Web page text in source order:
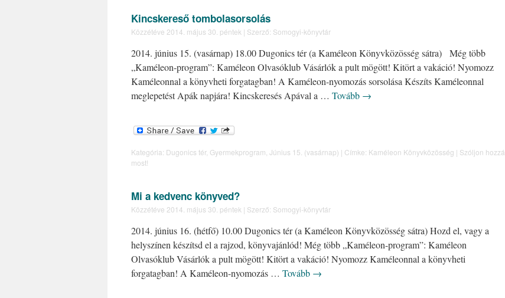
Kincskereső tombolasorsolás
Közzétéve 2014. május 30. péntek | Szerző: Somogyi-könyvtár
2014. június 15. (vasárnap) 18.00 Dugonics tér (a Kaméleon Könyvközösség sátra) Még több
„Kaméleon-program”: Kaméleon Olvasóklub Vásárlók a pult mögött! Kitört a vakáció! Nyomozz
Kaméleonnal a könyvheti forgatagban! A Kaméleon-nyomozás sorsolása Készíts Kaméleonnal
meglepetést Apák napjára! Kincskeresés Apával a … Tovább →
Kategória: Dugonics tér, Gyermekprogram Június 15. (vasárnap) | Címke: Kaméleon Könyvközösség | Szóljon hozzá
most!
Mi a kedvenc könyved?
Közzétéve 2014. május 30. péntek | Szerző: Somogyi-könyvtár
2014. június 16. (hétfő) 10.00 Dugonics tér (a Kaméleon Könyvközösség sátra) Hozd el, vagy a
helyszínen készítsd el a rajzod, könyvajánlód! Még több „Kaméleon-program”: Kaméleon
Olvasóklub Vásárlók a pult mögött! Kitört a vakáció! Nyomozz Kaméleonnal a könyvheti
forgatagban! A Kaméleon-nyomozás … Tovább →